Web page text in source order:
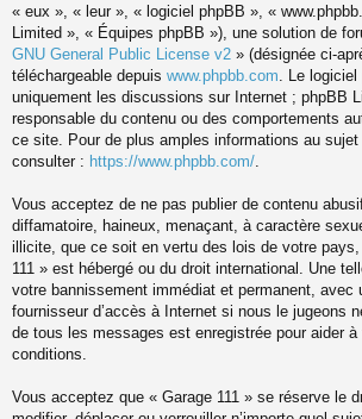
« eux », « leur », « logiciel phpBB », «
Limited », « Équipes phpBB »), une solution de
GNU General Public License v2 » (désignée ci-
téléchargeable depuis www.phpbb.com . Le
uniquement les discussions sur Internet ; phpBB
responsable du contenu ou des comportements
ce site. Pour de plus amples informations au
consulter : https://www.phpbb.com/
Vous acceptez de ne pas publier de contenu
diffamatoire, haineux, menaçant, à caractère
illicite, que ce soit en vertu des lois de votre
111 » est hébergé ou du droit international. Une
votre bannissement immédiat et permanent, avec
fournisseur d’accès à Internet si nous le jugeons
de tous les messages est enregistrée pour aider
conditions.
Vous acceptez que « Garage 111 » se réserve le